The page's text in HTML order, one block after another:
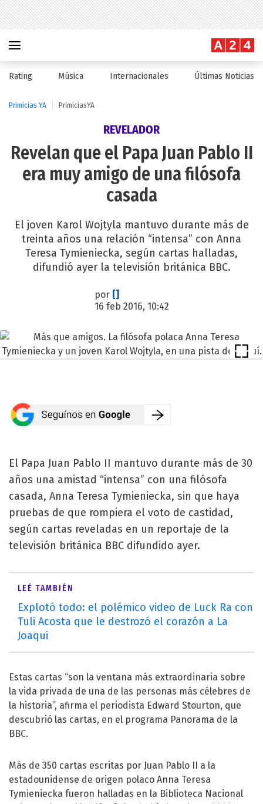
Rating Música Internacionales Últimas Noticias
Primicias YA PrimiciasYA
REVELADOR
Revelan que el Papa Juan Pablo II
era muy amigo de una filósofa
casada
El joven Karol Wojtyla mantuvo durante más de
treinta años una relación “intensa” con Anna
Teresa Tymieniecka, según cartas halladas,
difundió ayer la televisión británica BBC.
por []
16 feb 2016, 10:42
El Papa Juan Pablo II mantuvo durante más de 30
años una amistad “intensa” con una filósofa
casada, Anna Teresa Tymieniecka, sin que haya
pruebas de que rompiera el voto de castidad,
según cartas reveladas en un reportaje de la
televisión británica BBC difundido ayer.
LEÉ TAMBIÉN
Explotó todo: el polémico video de Luck Ra con
Tuli Acosta que le destrozó el corazón a La
Joaqui
Estas cartas “son la ventana más extraordinaria sobre
la vida privada de una de las personas más célebres de
la historia”, afirma el periodista Edward Stourton, que
descubrió las cartas, en el programa Panorama de la
BBC.
Más de 350 cartas escritas por Juan Pablo II a la
estadounidense de origen polaco Anna Teresa
Tymieniecka fueron halladas en la Biblioteca Nacional